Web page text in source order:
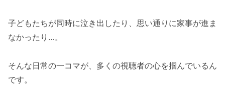
子どもたちが同時に泣き出したり、思い通りに家事が進ま
なかったり…。
そんな日常の一コマが、多くの視聴者の心を掴んでいるん
です。